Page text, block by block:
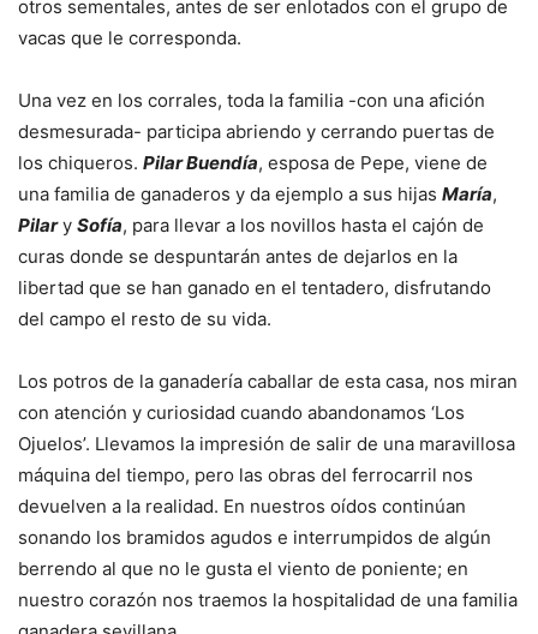
otros sementales, antes de ser enlotados con el grupo de
vacas que le corresponda.
Una vez en los corrales, toda la familia -con una afición
desmesurada- participa abriendo y cerrando puertas de
los chiqueros. Pilar Buendía, esposa de Pepe, viene de
una familia de ganaderos y da ejemplo a sus hijas María,
Pilary Sofía, para llevar a los novillos hasta el cajón de
curas donde se despuntarán antes de dejarlos en la
libertad que se han ganado en el tentadero, disfrutando
del campo el resto de su vida.
Los potros de la ganadería caballar de esta casa, nos miran
con atención y curiosidad cuando abandonamos ‘Los
Ojuelos’. Llevamos la impresión de salir de una maravillosa
máquina del tiempo, pero las obras del ferrocarril nos
devuelven a la realidad. En nuestros oídos continúan
sonando los bramidos agudos e interrumpidos de algún
berrendo al que no le gusta el viento de poniente; en
nuestro corazón nos traemos la hospitalidad de una familia